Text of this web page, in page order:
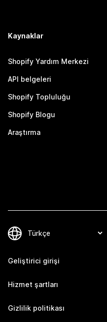
Kaynaklar
Shopify Yardım Merkezi
API belgeleri
Shopify Topluluğu
Shopify Blogu
Araştırma
Geliştirici girişi
Hizmet şartları
Gizlilik politikası